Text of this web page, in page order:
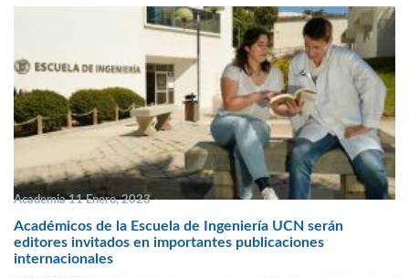
Academia 11 Enero, 2023
Académicos de la Escuela de Ingeniería UCN serán
editores invitados en importantes publicaciones
internacionales